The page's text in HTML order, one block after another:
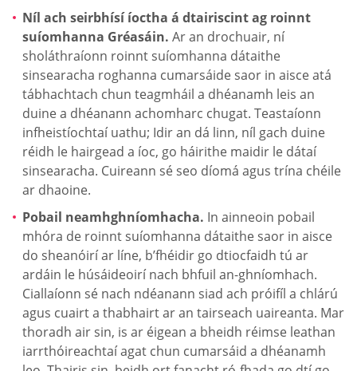
Níl ach seirbhísí íoctha á dtairiscint ag roinnt
suíomhanna Gréasáin. Ar an drochuair, ní
sholáthraíonn roinnt suíomhanna dátaithe
sinsearacha roghanna cumarsáide saor in aisce atá
tábhachtach chun teagmháil a dhéanamh leis an
duine a dhéanann achomharc chugat. Teastaíonn
infheistíochtaí uathu; Idir an dá linn, níl gach duine
réidh le hairgead a íoc, go háirithe maidir le dátaí
sinsearacha. Cuireann sé seo díomá agus trína chéile
ar dhaoine.
Pobail neamhghníomhacha. In ainneoin pobail
mhóra de roinnt suíomhanna dátaithe saor in aisce
do sheanóirí ar líne, b’fhéidir go dtiocfaidh tú ar
ardáin le húsáideoirí nach bhfuil an-ghníomhach.
Ciallaíonn sé nach ndéanann siad ach próifíl a chlárú
agus cuairt a thabhairt ar an tairseach uaireanta. Mar
thoradh air sin, is ar éigean a bheidh réimse leathan
iarrthóireachtaí agat chun cumarsáid a dhéanamh